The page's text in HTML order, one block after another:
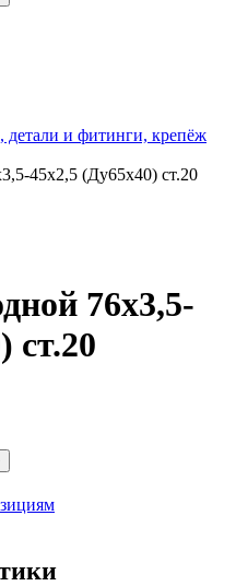
детали и фитинги, крепёж
45х2,5 (Ду65х40) ст.20
76х3,5-
ст.20